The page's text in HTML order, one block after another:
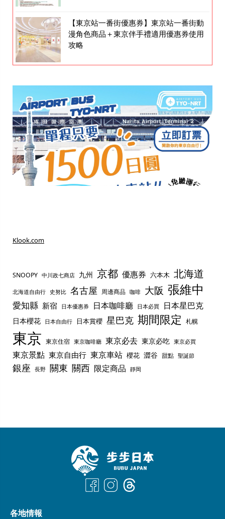
【東京站一番街優惠券】東京站一番街動
漫角色商品＋東京伴手禮適用優惠券使用
攻略
Klook.com
SNOOPY 中川政七商店 九州 京都 優惠券 六本木 北海道
北海道自由行 史努比 名古屋 周邊商品 咖啡 大阪 張維中
愛知縣 新宿 日本優惠券 日本咖啡廳 日本必買 日本星巴克
日本櫻花 日本自由行 日本賞櫻 星巴克 期間限定 札幌
東京 東京住宿 東京咖啡廳 東京必去 東京必吃 東京必買
東京景點 東京自由行 東京車站 櫻花 澀谷 甜點 聖誕節
銀座 長野 關東 關西 限定商品 靜岡
各地情報